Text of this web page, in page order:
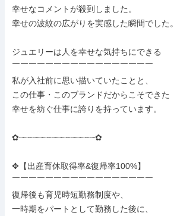
幸せなコメントが殺到しました。
幸せの波紋の広がりを実感した瞬間でした。
ジュエリーは人を幸せな気持ちにできる
￣￣￣￣￣￣￣￣￣￣￣￣￣￣￣￣￣
私が入社前に思い描いていたことと、
この仕事・このブランドだからこそできた
幸せを紡ぐ仕事に誇りを持っています。
✿┈┈┈┈┈┈┈┈┈┈┈┈┈┈┈┈✿
✥【出産育休取得率&復帰率100%】
￣￣￣￣￣￣￣￣￣￣￣￣￣￣￣￣￣
復帰後も育児時短勤務制度や、
一時期をパートとして勤務した後に、